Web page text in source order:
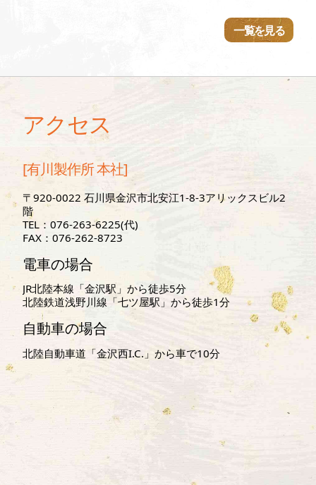
一覧を見る
アクセス
[有川製作所 本社]
〒920-0022 石川県金沢市北安江1-8-3アリックスビル2
階
TEL：076-263-6225(代)
FAX：076-262-8723
電車の場合
JR北陸本線「金沢駅」から徒歩5分
北陸鉄道浅野川線「七ツ屋駅」から徒歩1分
自動車の場合
北陸自動車道「金沢西I.C.」から車で10分